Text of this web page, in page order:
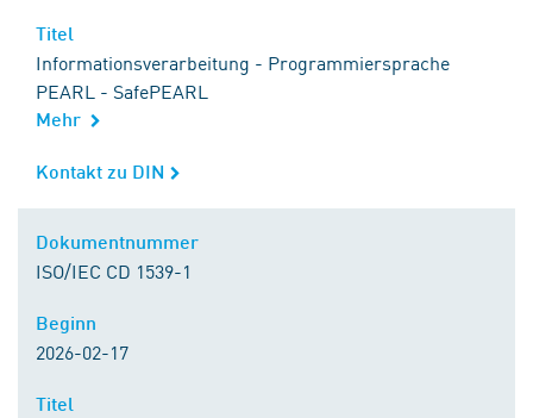
Titel
Informationsverarbeitung - Programmiersprache
PEARL - SafePEARL
Mehr
Kontakt zu DIN
Kontakt zu DIN
Dokumentnummer
ISO/IEC CD 1539-1
Beginn
2026-02-17
Titel